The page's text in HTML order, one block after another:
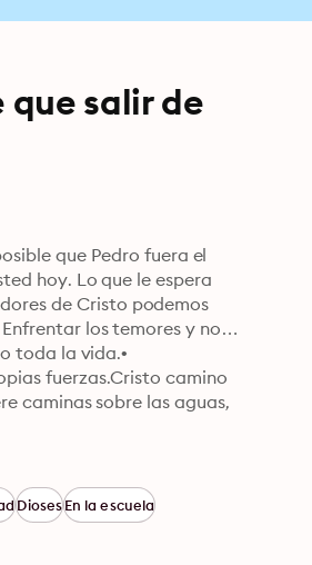
que salir de
que Pedro fuera el
hoy. Lo que le espera
de Cristo podemos
los temores y no
toda la vida.•
fuerzas.Cristo camino
caminas sobre las aguas,
DiosesEn la escuela